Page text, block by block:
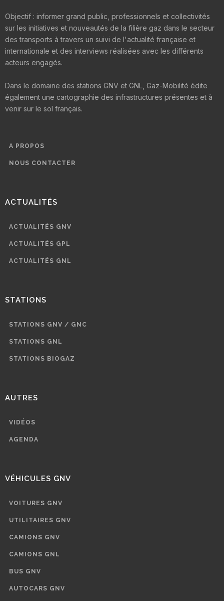
Objectif : informer grand public, professionnels et collectivités
sur les initiatives et nouveautés de la filière gaz dans le secteur
des transports à travers un suivi de l'actualité française et
internationale et des interviews réalisées avec les différents
acteurs engagés.
Dans le domaine des stations GNV et GNL, Gaz-Mobilité édite
également une cartographie des infrastructures présentes et à
venir sur le sol français.
A PROPOS
NOUS CONTACTER
ACTUALITÉS
ACTUALITÉS GNV
ACTUALITÉS GPL
ACTUALITÉS GNL
STATIONS
STATIONS GNV / GNC
STATIONS GNL
STATIONS BIOGAZ
AUTRES
VIDÉOS
AGENDA
VÉHICULES GNV
VOITURES GNV
UTILITAIRES GNV
CAMIONS GNV
CAMIONS GNL
BUS GNV
AUTOCARS GNV